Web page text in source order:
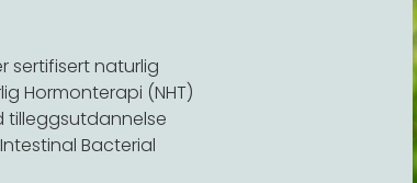
sertifisert naturlig
Hormonterapi (NHT)
tilleggsutdannelse
Bacterial